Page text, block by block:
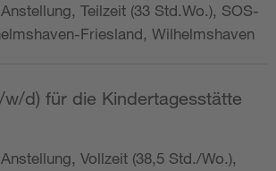
Teilzeit (33 Std.Wo.), SOS-
Friesland, Wilhelmshaven
w/d) für die Kindertagesstätte
Vollzeit (38,5 Std./Wo.),